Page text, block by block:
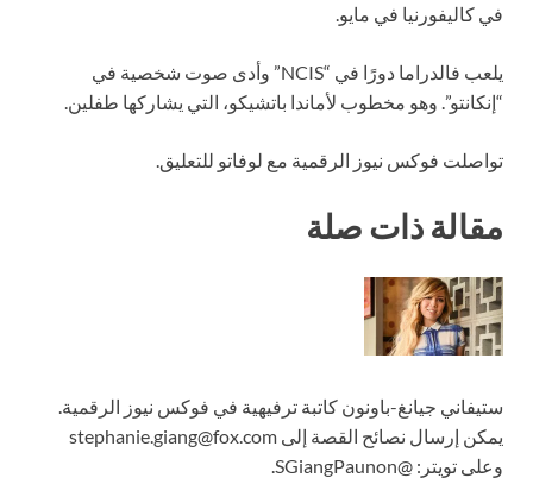
في كاليفورنيا في مايو.
يلعب فالدراما دورًا في “NCIS” وأدى صوت شخصية في
“إنكانتو”. وهو مخطوب لأماندا باتشيكو، التي يشاركها طفلين.
تواصلت فوكس نيوز الرقمية مع لوفاتو للتعليق.
مقالة ذات صلة
ستيفاني جيانغ-باونون كاتبة ترفيهية في فوكس نيوز الرقمية.
يمكن إرسال نصائح القصة إلى stephanie.giang@fox.com
وعلى تويتر: @SGiangPaunon.